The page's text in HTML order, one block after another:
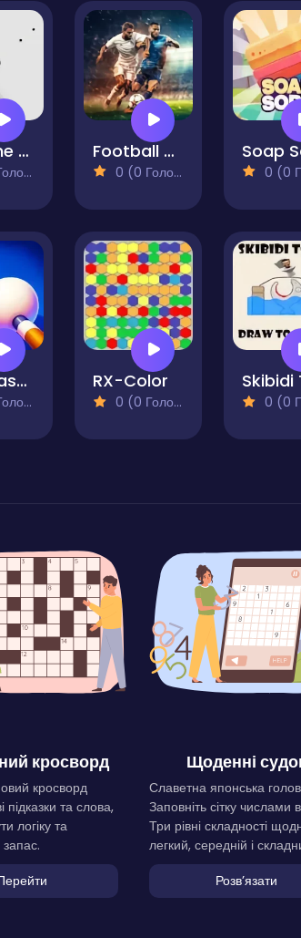
Push the Ball Puzzle Football Stars Championship
0 (0 Голосів)
Soap
0 (0
Pool Master RX-Color
0 (0 Голосів) 0 (0
кросворд
кросворд
підказки та слова,
логіку та
Щоденні
Славетна японська
Заповніть сітку числами
Три рівні складності
легкий, середній і
Розвʼязати